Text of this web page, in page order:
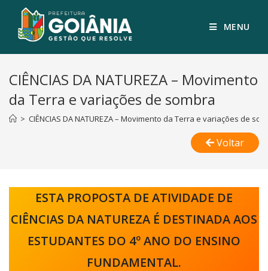
MENU
CIÊNCIAS DA NATUREZA – Movimento
da Terra e variações de sombra
> CIÊNCIAS DA NATUREZA – Movimento da Terra e variações de
Voltar
ESTA PROPOSTA DE ATIVIDADE DE
CIÊNCIAS DA NATUREZA É DESTINADA AOS
ESTUDANTES DO 4º ANO DO ENSINO
FUNDAMENTAL.